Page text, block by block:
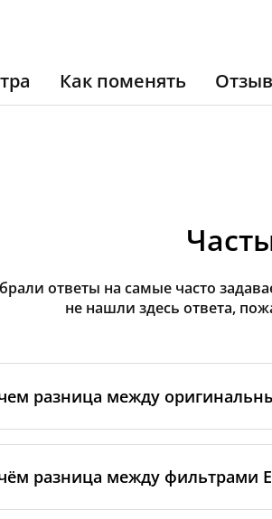
Как поменять
ответы на самые часто
не нашли здесь ответа,
разница между
стандартам бренда,
разница между фильтрами